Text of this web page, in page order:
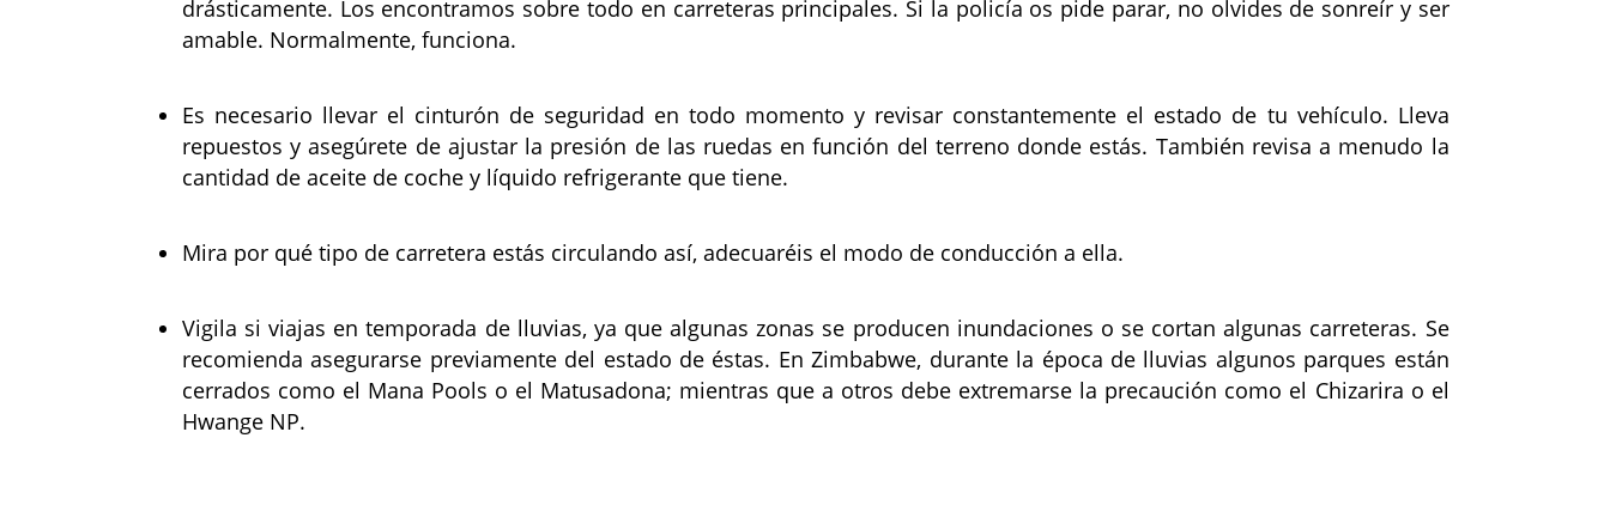
drásticamente. Los encontramos sobre todo en carreteras principales. Si la policía os pide parar, no olvides de sonreír y ser
amable. Normalmente, funciona.
Es necesario llevar el cinturón de seguridad en todo momento y revisar constantemente el estado de tu vehículo. Lleva
repuestos y asegúrete de ajustar la presión de las ruedas en función del terreno donde estás. También revisa a menudo la
cantidad de aceite de coche y líquido refrigerante que tiene.
Mira por qué tipo de carretera estás circulando así, adecuaréis el modo de conducción a ella.
Vigila si viajas en temporada de lluvias, ya que algunas zonas se producen inundaciones o se cortan algunas carreteras. Se
recomienda asegurarse previamente del estado de éstas. En Zimbabwe, durante la época de lluvias algunos parques están
cerrados como el Mana Pools o el Matusadona; mientras que a otros debe extremarse la precaución como el Chizarira o el
Hwange NP.